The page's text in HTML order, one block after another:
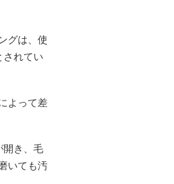
グは、使
されてい
よって差
開き、毛
いても汚